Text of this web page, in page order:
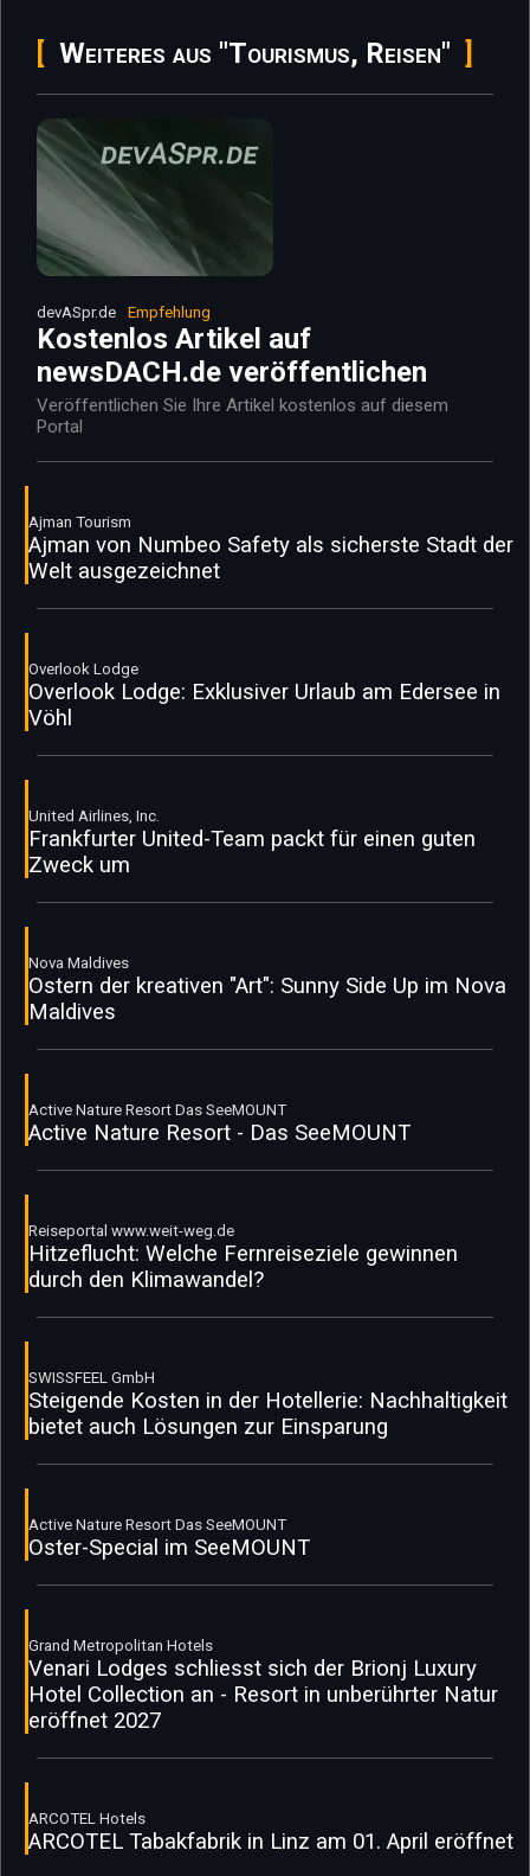
Weiteres aus "Tourismus, Reisen"
devASpr.de Empfehlung
Kostenlos Artikel auf
newsDACH.de veröffentlichen
Veröffentlichen Sie Ihre Artikel kostenlos auf diesem
Portal
Ajman Tourism
Ajman von Numbeo Safety als sicherste Stadt der
Welt ausgezeichnet
Overlook Lodge
Overlook Lodge: Exklusiver Urlaub am Edersee in
Vöhl
United Airlines, Inc.
Frankfurter United-Team packt für einen guten
Zweck um
Nova Maldives
Ostern der kreativen "Art": Sunny Side Up im Nova
Maldives
Active Nature Resort Das SeeMOUNT
Active Nature Resort - Das SeeMOUNT
Reiseportal www.weit-weg.de
Hitzeflucht: Welche Fernreiseziele gewinnen
durch den Klimawandel?
SWISSFEEL GmbH
Steigende Kosten in der Hotellerie: Nachhaltigkeit
bietet auch Lösungen zur Einsparung
Active Nature Resort Das SeeMOUNT
Oster-Special im SeeMOUNT
Grand Metropolitan Hotels
Venari Lodges schliesst sich der Brionj Luxury
Hotel Collection an - Resort in unberührter Natur
eröffnet 2027
ARCOTEL Hotels
ARCOTEL Tabakfabrik in Linz am 01. April eröffnet